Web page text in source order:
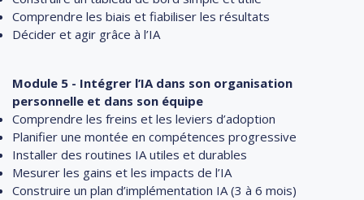
Comprendre les biais et fiabiliser les résultats
Décider et agir grâce à l’IA
Module 5 - Intégrer l’IA dans son organisation
personnelle et dans son équipe
Comprendre les freins et les leviers d’adoption
Planifier une montée en compétences progressive
Installer des routines IA utiles et durables
Mesurer les gains et les impacts de l’IA
Construire un plan d’implémentation IA (3 à 6 mois)